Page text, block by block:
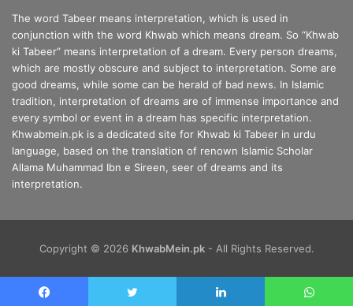
The word Tabeer means interpretation, which is used in
conjunction with the word Khwab which means dream. So “Khwab
ki Tabeer” means interpretation of a dream. Every person dreams,
which are mostly obscure and subject to interpretation. Some are
good dreams, while some can be herald of bad news. In Islamic
tradition, interpretation of dreams are of immense importance and
every symbol or event in a dream has specific interpretation.
Khwabmein.pk is a dedicated site for Khwab ki Tabeer in urdu
language, based on the translation of renown Islamic Scholar
Allama Muhammad Ibn e Sireen, seer of dreams and its
interpretation.
Copyright © 2026 KhwabMein.pk- All Rights Reserved.